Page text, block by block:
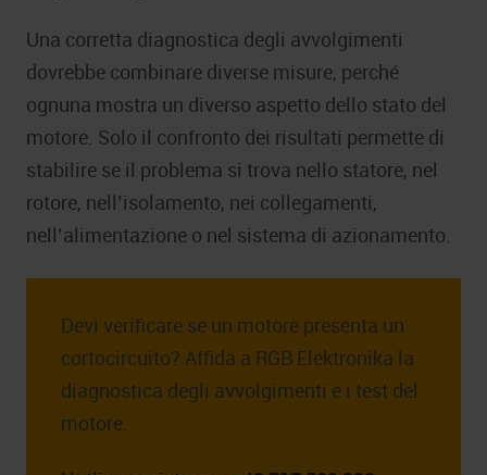
Una corretta diagnostica degli avvolgimenti
dovrebbe combinare diverse misure, perché
ognuna mostra un diverso aspetto dello stato del
motore. Solo il confronto dei risultati permette di
stabilire se il problema si trova nello statore, nel
rotore, nell’isolamento, nei collegamenti,
nell’alimentazione o nel sistema di azionamento.
Devi verificare se un motore presenta un
cortocircuito? Affida a RGB Elektronika la
diagnostica degli avvolgimenti e i test del
motore.